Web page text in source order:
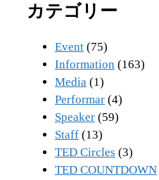
カテゴリー
Event (75)
Information (163)
Media (1)
Performar (4)
Speaker (59)
Staff (13)
TED Circles (3)
TED COUNTDOWN